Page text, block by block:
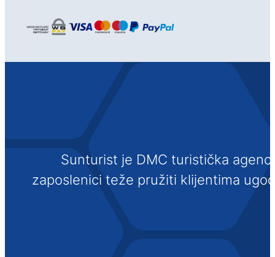
Sunturist je DMC turistička
zaposlenici teže pružiti klijentima